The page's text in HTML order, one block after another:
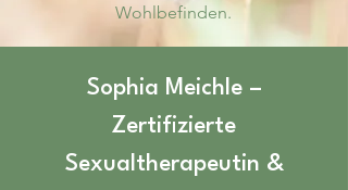
Wohlbefinden.
Sophia Meichle –
Zertifizierte
Sexualtherapeutin &